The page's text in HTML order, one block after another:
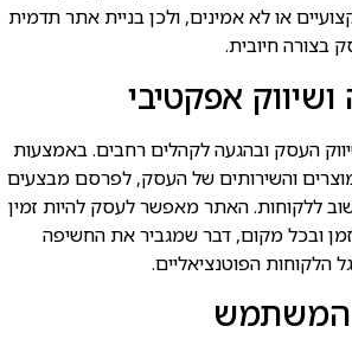
או לא אמינים, ולכן בניית אתר תדמית
בצורה חיובית.
אפקטיבי
העסק ובהגעה לקהלים רחבים. באמצעות
והשירותים של העסק, לפרסם מבצעים
ללקוחות. האתר מאפשר לעסק להיות זמין
זמן ובכל מקום, דבר שמגביר את החשיפה
הלקוחות הפוטנציאליים.
המשתמש